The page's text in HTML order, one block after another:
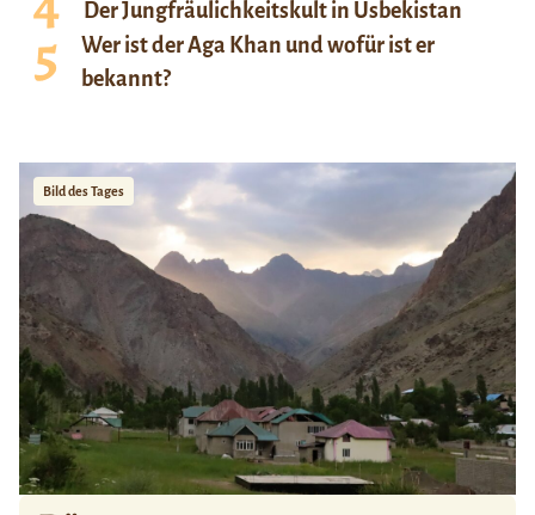
Der Jungfräulichkeitskult in Usbekistan
Wer ist der Aga Khan und wofür ist er
bekannt?
Bild des Tages